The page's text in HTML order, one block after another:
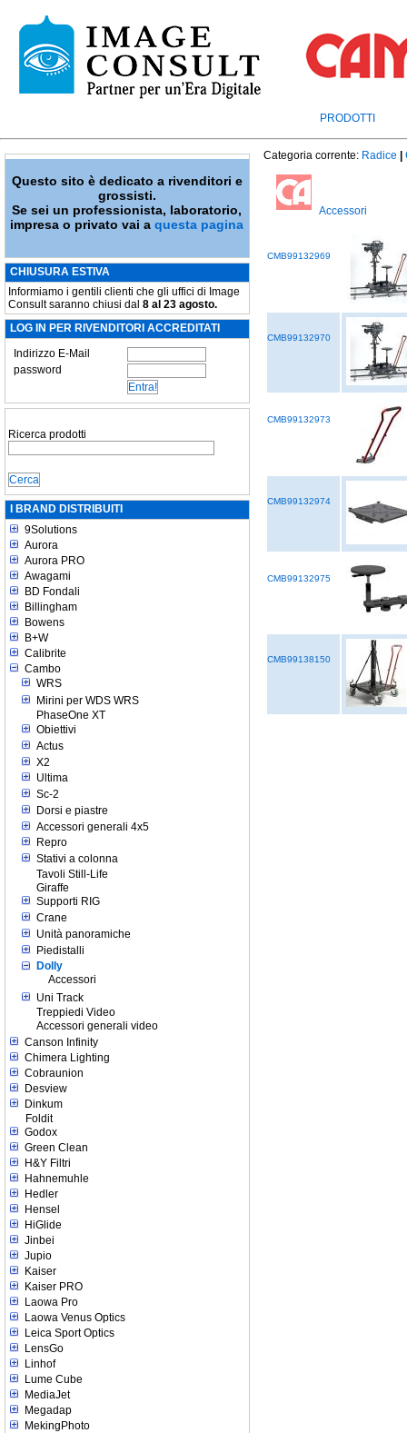
PRODOTTI
Questo sito è dedicato a rivenditori e
grossisti.
Se sei un professionista, laboratorio,
impresa o privato vai aquesta pagina
CHIUSURA ESTIVA
Informiamo i gentili clienti che gli uffici di Image
Consult saranno chiusi dal 8 al 23 agosto.
LOG IN PER RIVENDITORI ACCREDITATI
Indirizzo E-Mail
password
Ricerca prodotti
I BRAND DISTRIBUITI
9Solutions
Aurora
Aurora PRO
Awagami
BD Fondali
Billingham
Bowens
B+W
Calibrite
Cambo
WRS
Mirini per WDS WRS
PhaseOne XT
Obiettivi
Actus
X2
Ultima
Sc-2
Dorsi e piastre
Accessori generali 4x5
Repro
Stativi a colonna
Tavoli Still-Life
Giraffe
Supporti RIG
Crane
Unità panoramiche
Piedistalli
Dolly
Accessori
Uni Track
Treppiedi Video
Accessori generali video
Canson Infinity
Chimera Lighting
Cobraunion
Desview
Dinkum
Foldit
Godox
Green Clean
H&Y Filtri
Hahnemuhle
Hedler
Hensel
HiGlide
Jinbei
Jupio
Kaiser
Kaiser PRO
Laowa Pro
Laowa Venus Optics
Leica Sport Optics
LensGo
Linhof
Lume Cube
MediaJet
Megadap
MekingPhoto
Categoria corrente: Radice
Accessori
CMB99132969
CMB99132970
CMB99132973
CMB99132974
CMB99132975
CMB99138150